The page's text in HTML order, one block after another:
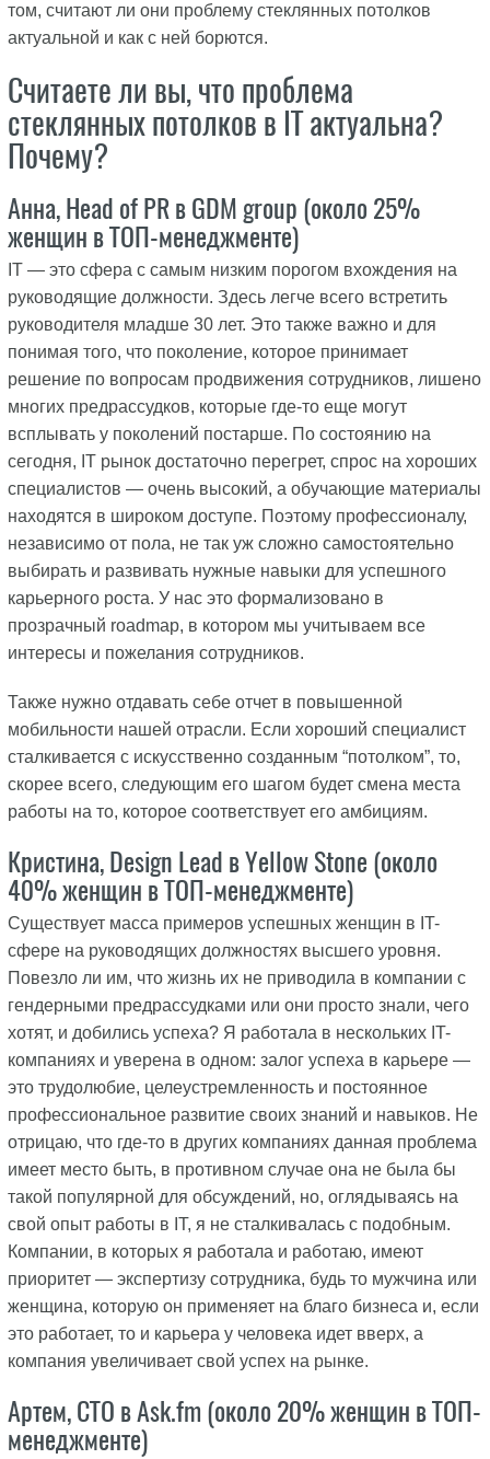
том, считают ли они проблему стеклянных потолков
актуальной и как с ней борются.
Считаете ли вы, что проблема
стеклянных потолков в IT актуальна?
Почему?
Анна, Head of PR в GDM group (около 25%
женщин в ТОП-менеджменте)
IT — это сфера с самым низким порогом вхождения на
руководящие должности. Здесь легче всего встретить
руководителя младше 30 лет. Это также важно и для
понимая того, что поколение, которое принимает
решение по вопросам продвижения сотрудников, лишено
многих предрассудков, которые где-то еще могут
всплывать у поколений постарше. По состоянию на
сегодня, IT рынок достаточно перегрет, спрос на хороших
специалистов — очень высокий, а обучающие материалы
находятся в широком доступе. Поэтому профессионалу,
независимо от пола, не так уж сложно самостоятельно
выбирать и развивать нужные навыки для успешного
карьерного роста. У нас это формализовано в
прозрачный roadmap, в котором мы учитываем все
интересы и пожелания сотрудников.
Также нужно отдавать себе отчет в повышенной
мобильности нашей отрасли. Если хороший специалист
сталкивается с искусственно созданным “потолком”, то,
скорее всего, следующим его шагом будет смена места
работы на то, которое соответствует его амбициям.
Кристина, Design Lead в Yellow Stone (около
40% женщин в ТОП-менеджменте)
Существует масса примеров успешных женщин в IT-
сфере на руководящих должностях высшего уровня.
Повезло ли им, что жизнь их не приводила в компании с
гендерными предрассудками или они просто знали, чего
хотят, и добились успеха? Я работала в нескольких IT-
компаниях и уверена в одном: залог успеха в карьере —
это трудолюбие, целеустремленность и постоянное
профессиональное развитие своих знаний и навыков. Не
отрицаю, что где-то в других компаниях данная проблема
имеет место быть, в противном случае она не была бы
такой популярной для обсуждений, но, оглядываясь на
свой опыт работы в IT, я не сталкивалась с подобным.
Компании, в которых я работала и работаю, имеют
приоритет — экспертизу сотрудника, будь то мужчина или
женщина, которую он применяет на благо бизнеса и, если
это работает, то и карьера у человека идет вверх, а
компания увеличивает свой успех на рынке.
Артем, CTO в Ask.fm (около 20% женщин в ТОП-
менеджменте)